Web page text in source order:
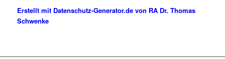
Erstellt mit Datenschutz-Generator.de von RA Dr. Thomas
Schwenke